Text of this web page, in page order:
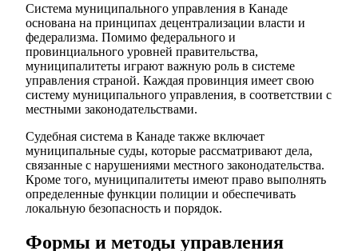
Система муниципального управления в Канаде
основана на принципах децентрализации власти и
федерализма. Помимо федерального и
провинциального уровней правительства,
муниципалитеты играют важную роль в системе
управления страной. Каждая провинция имеет свою
систему муниципального управления, в соответствии с
местными законодательствами.
Судебная система в Канаде также включает
муниципальные суды, которые рассматривают дела,
связанные с нарушениями местного законодательства.
Кроме того, муниципалитеты имеют право выполнять
определенные функции полиции и обеспечивать
локальную безопасность и порядок.
Формы и методы управления